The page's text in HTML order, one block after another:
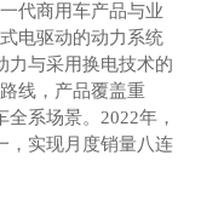
代商用车产品与业
电驱动的动力系统
力与采用换电技术的
线，产品覆盖重
系场景。 2022年，
，实现月度销量八连